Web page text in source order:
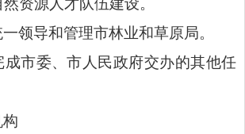
一领导和管理市林业和草原局。
成市委、市人民政府交办的其他任